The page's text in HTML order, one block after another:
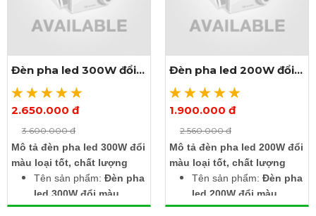
đổi màu hoặc thông qua
remote
ngang 325 x dày 200mm
Cấp độ bảo vệ: IP66
(chống nước, dùng ngoài
trời)
Tuổi thọ làm việc:
50.000h
Bảo hành: 2 năm
đổi màu hoặc thông qua
remote
ngang 325 x dày 200mm
Cấp độ bảo vệ: IP66
(chống nước, dùng ngoài
trời)
Tuổi thọ làm việc:
50.000h
Bảo hành: 2 năm
Xem thêm ảnh
Đèn pha led 300W đổi
màu
2.650.000 đ
3.600.000 đ
Mô tả đèn pha led 300W đổi
màu loại tốt, chất lượng
Tên sản phẩm: Đèn pha
led 300W đổi màu
Điện áp đầu vào:
Xem thêm ảnh
Đèn pha led 200W đổi
màu
1.900.000 đ
2.560.000 đ
Mô tả đèn pha led 200W đổi
màu loại tốt, chất lượng
Tên sản phẩm: Đèn pha
led 200W đổi màu
Điện áp đầu vào: